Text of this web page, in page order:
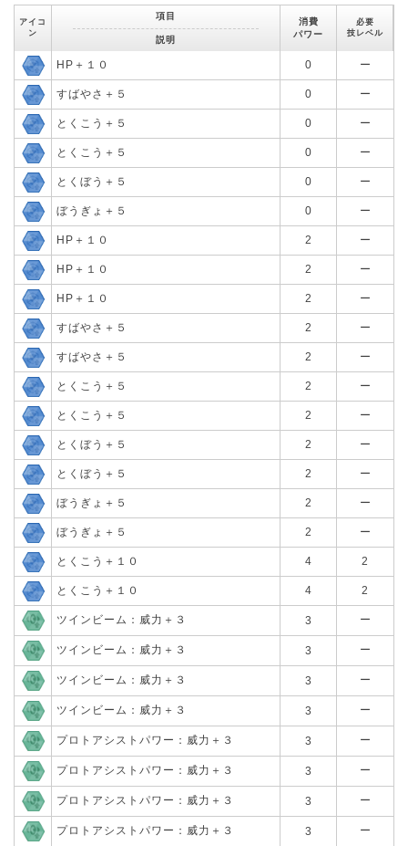
アイコ
ン
項目
説明
消費
パワー
必要
技レベル
HP＋１０ 0 ー
すばやさ＋５ 0 ー
とくこう＋５ 0 ー
とくこう＋５ 0 ー
とくぼう＋５ 0 ー
ぼうぎょ＋５ 0 ー
HP＋１０ 2 ー
HP＋１０ 2 ー
HP＋１０ 2 ー
すばやさ＋５ 2 ー
すばやさ＋５ 2 ー
とくこう＋５ 2 ー
とくこう＋５ 2 ー
とくぼう＋５ 2 ー
とくぼう＋５ 2 ー
ぼうぎょ＋５ 2 ー
ぼうぎょ＋５ 2 ー
とくこう＋１０ 4 2
とくこう＋１０ 4 2
ツインビーム：威力＋３ 3 ー
ツインビーム：威力＋３ 3 ー
ツインビーム：威力＋３ 3 ー
ツインビーム：威力＋３ 3 ー
プロトアシストパワー：威力＋３ 3 ー
プロトアシストパワー：威力＋３ 3 ー
プロトアシストパワー：威力＋３ 3 ー
プロトアシストパワー：威力＋３ 3 ー